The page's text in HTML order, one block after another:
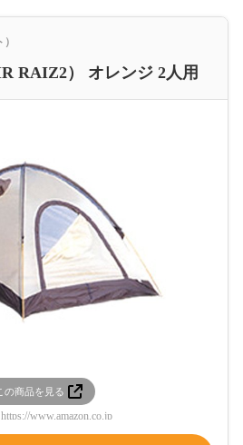
RAIZ2） オレンジ 2人用
の商品を見る
https://www.amazon.co.jp